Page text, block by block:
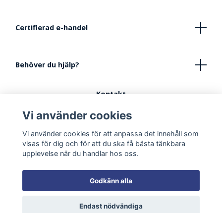
Certifierad e-handel
Behöver du hjälp?
Kontakt
Köpvillkor
Tips vid inredning av lekhörna
Vi använder cookies
Vi använder cookies för att anpassa det innehåll som
visas för dig och för att du ska få bästa tänkbara
upplevelse när du handlar hos oss.
Godkänn alla
Endast nödvändiga